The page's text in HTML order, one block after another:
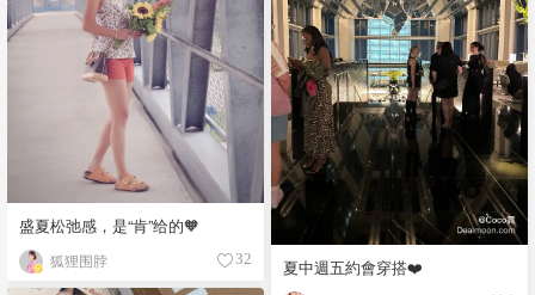
盛夏松弛感，是“肯”给的🧡
狐狸围脖 32 夏中週五約會穿搭❤️